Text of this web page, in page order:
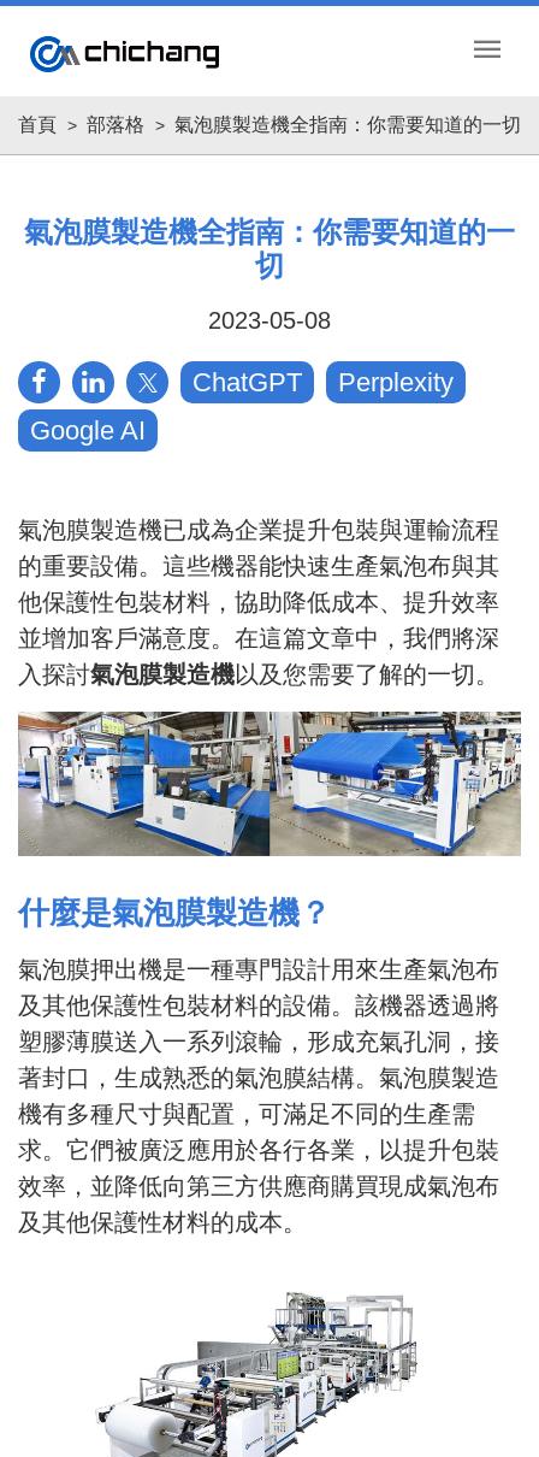
menu
首頁 部落格 氣泡膜製造機全指南：你需要知道的一切
氣泡膜製造機全指南：你需要知道的一
切
2023-05-08
ChatGPT
Perplexity
Google AI
氣泡膜製造機已成為企業提升包裝與運輸流程
的重要設備。這些機器能快速生產氣泡布與其
他保護性包裝材料，協助降低成本、提升效率
並增加客戶滿意度。在這篇文章中，我們將深
入探討氣泡膜製造機以及您需要了解的一切。
什麼是氣泡膜製造機？
氣泡膜押出機是一種專門設計用來生產氣泡布
及其他保護性包裝材料的設備。該機器透過將
塑膠薄膜送入一系列滾輪，形成充氣孔洞，接
著封口，生成熟悉的氣泡膜結構。氣泡膜製造
機有多種尺寸與配置，可滿足不同的生產需
求。它們被廣泛應用於各行各業，以提升包裝
效率，並降低向第三方供應商購買現成氣泡布
及其他保護性材料的成本。